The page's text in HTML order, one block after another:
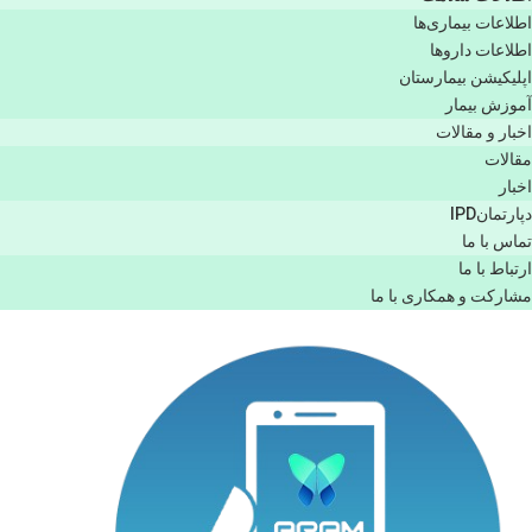
اطلاعات بیماری‌ها
اطلاعات دارو‌ها
اپليكيشن بيمارستان
آموزش بیمار
اخبار و مقالات
مقالات
اخبار
دپارتمانIPD
تماس با ما
ارتباط با ما
مشاركت و همكاری با ما